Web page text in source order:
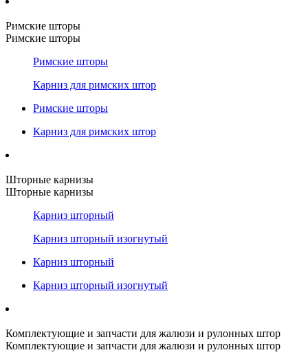
Римские шторы
Римские шторы
Римские шторы
Карниз для римских штор
Римские шторы
Карниз для римских штор
Шторные карнизы
Шторные карнизы
Карниз шторный
Карниз шторный изогнутый
Карниз шторный
Карниз шторный изогнутый
Комплектующие и запчасти для жалюзи и рулонных штор
Комплектующие и запчасти для жалюзи и рулонных штор